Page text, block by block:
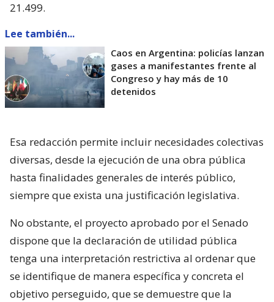
21.499.
Lee también...
Caos en Argentina: policías lanzan
gases a manifestantes frente al
Congreso y hay más de 10
detenidos
Esa redacción permite incluir necesidades colectivas
diversas, desde la ejecución de una obra pública
hasta finalidades generales de interés público,
siempre que exista una justificación legislativa.
No obstante, el proyecto aprobado por el Senado
dispone que la declaración de utilidad pública
tenga una interpretación restrictiva al ordenar que
se identifique de manera específica y concreta el
objetivo perseguido, que se demuestre que la